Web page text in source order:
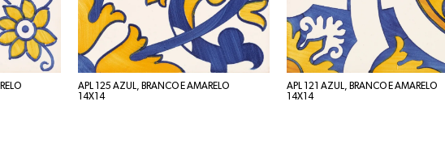
APL 125 AZUL, BRANCO E AMARELO
14X14
APL 121 AZUL, BRANCO E AMARELO
14X14